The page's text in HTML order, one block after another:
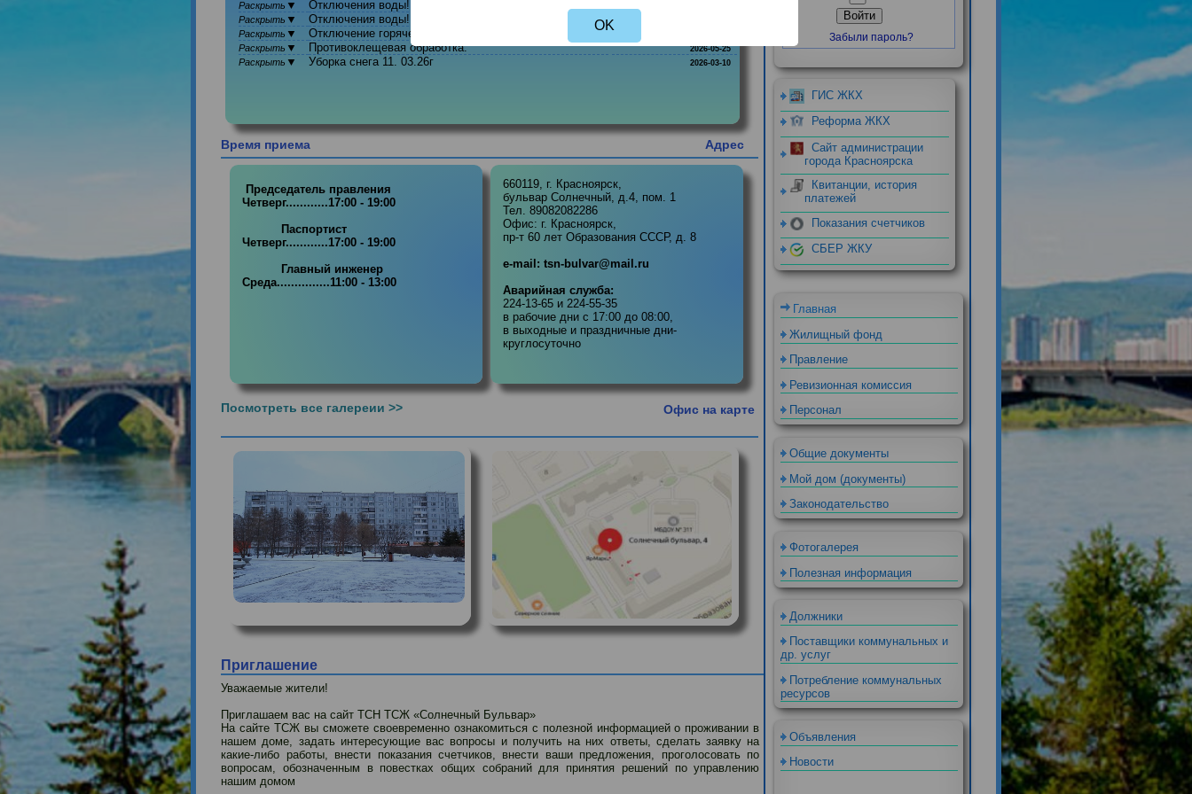
Войти
ГИС ЖКХ
Реформа ЖКХ
Сайт администрации
города Красноярска
Квитанции, история
платежей
Показания счетчиков
Главная
Жилищный фонд
Ревизионная комиссия
Персонал
Мой дом (документы)
Законодательство
Фотогалерея
Полезная информация
др. услуг
Потребление коммунальных
ресурсов
Раскрыть▼Отключения воды!
Раскрыть▼Отключения воды!
Раскрыть▼Отключение горячей воды. 2026-06-01
Противоклещевая обработка.
Адрес
Четверг............17:00 - 19:00
           Паспортист
Четверг............17:00 - 19:00
660119, г. Красноярск,
бульвар Солнечный, д.4, пом. 1
Тел. 89082082286
Офис: г. Красноярск,
пр-т 60 лет Образования СССР, д. 8
e-mail: tsn-bulvar@mail.ru
Аварийная служба:
224-13-65 и 224-55-35
в рабочие дни с 17:00 до 08:00,
круглосуточно
Посмотреть все галереии >> Офис на карте
Приглашение
Уважаемые жители!
Приглашаем вас на сайт ТСН ТСЖ «Солнечный Бульвар»
На сайте ТСЖ вы сможете своевременно ознакомиться с полезной информацией о проживании в
! Not valid!
OK